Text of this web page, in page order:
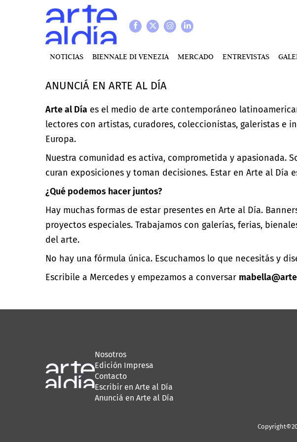
NOTICIAS BIENNALE DI VENEZIA MERCADO ENTREVISTAS
ANUNCIÁ EN ARTE AL DÍA
Arte al Día es el medio de arte contemporáneo
lectores con artistas, curadores, coleccionistas, galeristas e
Europa.
Nuestra comunidad es activa, comprometida y apasionada.
curan exposiciones y toman decisiones. Estar en Arte al Día
¿Qué podemos hacer juntos?
Hay muchas formas de estar presentes en Arte al Día.
proyectos especiales. Trabajamos con galerías, ferias,
del arte.
No hay una fórmula única. Escuchamos lo que necesitás y
Escribile a Mercedes y empezamos a conversar
Nosotros
Edición Impresa
Contacto
Escribir en Arte al Día
Anunciá en Arte al Día